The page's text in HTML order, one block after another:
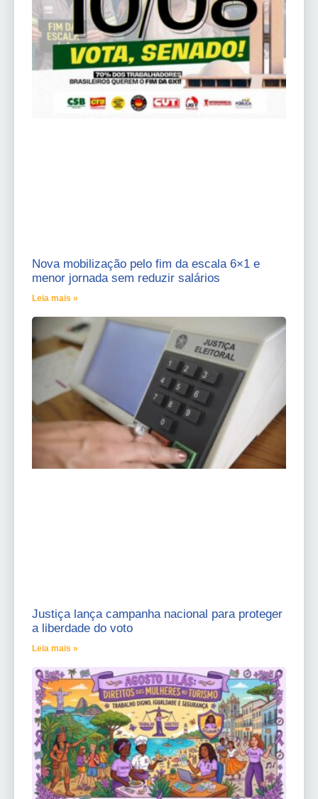
Nova mobilização pelo fim da escala 6×1 e
menor jornada sem reduzir salários
Leia mais »
Justiça lança campanha nacional para proteger
a liberdade do voto
Leia mais »